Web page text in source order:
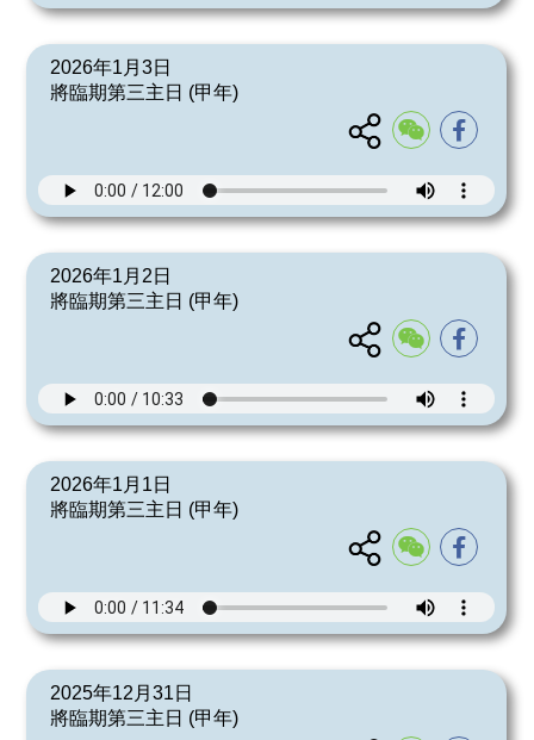
2026年1月3日
將臨期第三主日 (甲年)
2026年1月2日
將臨期第三主日 (甲年)
2026年1月1日
將臨期第三主日 (甲年)
2025年12月31日
將臨期第三主日 (甲年)